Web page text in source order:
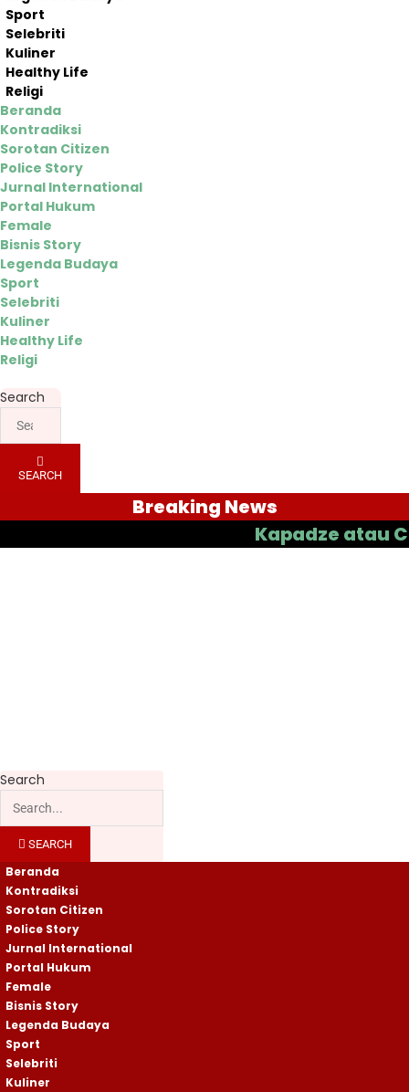
Sport
Selebriti
Kuliner
Healthy Life
Religi
Beranda
Kontradiksi
Sorotan Citizen
Police Story
Jurnal International
Portal Hukum
Female
Bisnis Story
Legenda Budaya
Sport
Selebriti
Kuliner
Healthy Life
Religi
Search
SEARCH
Breaking News
Kapadze atau Casas
Search
SEARCH
Beranda
Kontradiksi
Sorotan Citizen
Police Story
Jurnal International
Portal Hukum
Female
Bisnis Story
Legenda Budaya
Sport
Selebriti
Kuliner